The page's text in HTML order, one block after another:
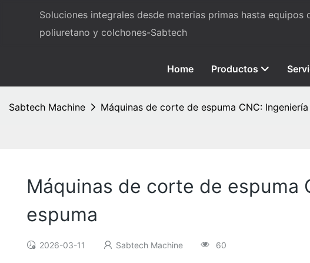
Soluciones integrales desde materias primas hasta
poliuretano y colchones-Sabtech
Home Productos
Sabtech Machine Máquinas de corte de espuma CNC:
Máquinas de corte de espuma
espuma
2026-03-11 Sabtech Machine 60